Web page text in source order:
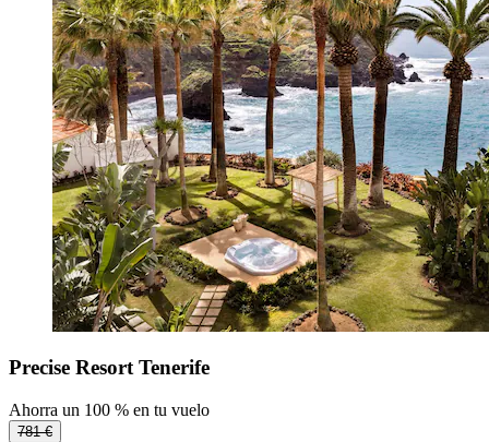
Precise Resort Tenerife
Ahorra un 100 % en tu vuelo
781 €